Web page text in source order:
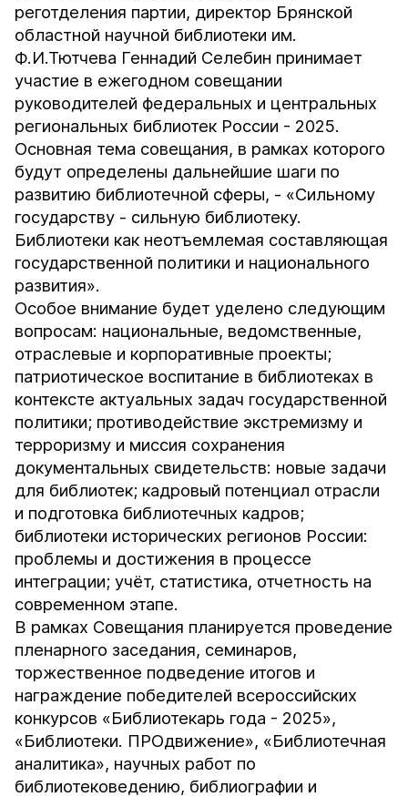
реготделения партии, директор Брянской
областной научной библиотеки им.
Ф.И.Тютчева Геннадий Селебин принимает
участие в ежегодном совещании
руководителей федеральных и центральных
региональных библиотек России - 2025.
Основная тема совещания, в рамках которого
будут определены дальнейшие шаги по
развитию библиотечной сферы, - «Сильному
государству - сильную библиотеку.
Библиотеки как неотъемлемая составляющая
государственной политики и национального
развития».
Особое внимание будет уделено следующим
вопросам: национальные, ведомственные,
отраслевые и корпоративные проекты;
патриотическое воспитание в библиотеках в
контексте актуальных задач государственной
политики; противодействие экстремизму и
терроризму и миссия сохранения
документальных свидетельств: новые задачи
для библиотек; кадровый потенциал отрасли
и подготовка библиотечных кадров;
библиотеки исторических регионов России:
проблемы и достижения в процессе
интеграции; учёт, статистика, отчетность на
современном этапе.
В рамках Совещания планируется проведение
пленарного заседания, семинаров,
торжественное подведение итогов и
награждение победителей всероссийских
конкурсов «Библиотекарь года - 2025»,
«Библиотеки. ПРОдвижение», «Библиотечная
аналитика», научных работ по
библиотековедению, библиографии и